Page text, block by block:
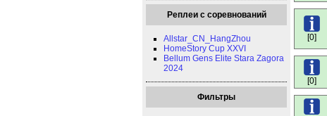
Реплеи с соревнований
Allstar_CN_HangZhou
HomeStory Cup XXVI
Bellum Gens Elite Stara Zagora
2024
Фильтры
[0]
[0]